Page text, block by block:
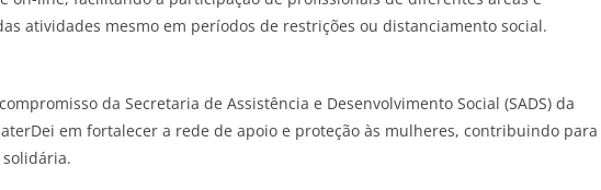
atividades mesmo em períodos de restrições ou distanciamento social.
da Secretaria de Assistência e Desenvolvimento Social (SADS) da
em fortalecer a rede de apoio e proteção às mulheres, contribuindo para